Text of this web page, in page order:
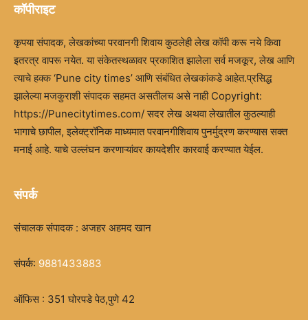
कॉपीराइट
कृपया संपादक, लेखकांच्या परवानगी शिवाय कुठलेही लेख कॉपी करू नये किवा
इतरत्र वापरू नयेत. या संकेतस्थळावर प्रकाशित झालेला सर्व मजकूर, लेख आणि
त्याचे हक्क ‘Pune city times’ आणि संबंधित लेखकांकडे आहेत.प्रसिद्ध
झालेल्या मजकुराशी संपादक सहमत असतीलच असे नाही Copyright:
https://Punecitytimes.com/ सदर लेख अथवा लेखातील कुठल्याही
भागाचे छापील, इलेक्ट्रॉनिक माध्यमात परवानगीशिवाय पुनर्मुद्रण करण्यास सक्त
मनाई आहे. याचे उल्लंघन करणाऱ्यांवर कायदेशीर कारवाई करण्यात येईल.
संपर्क
संचालक संपादक : अजहर अहमद खान
संपर्क: 9881433883
ऑफिस : 351 घोरपडे पेठ,पुणे 42